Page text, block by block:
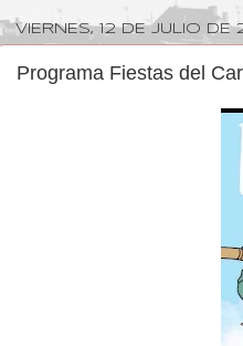
VIERNES, 12 DE JULIO DE
Programa Fiestas del